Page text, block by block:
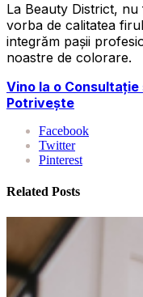
La Beauty District,
vorba de calitatea
integrăm pașii
noastre de colorare.
Vino la o
Potrivește
Facebook
Twitter
Pinterest
Related Posts